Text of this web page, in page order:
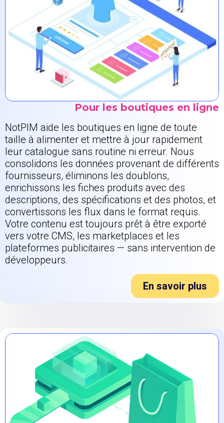
Pour les boutiques en ligne
NotPIM aide les boutiques en ligne de toute
taille à alimenter et mettre à jour rapidement
leur catalogue sans routine ni erreur. Nous
consolidons les données provenant de différents
fournisseurs, éliminons les doublons,
enrichissons les fiches produits avec des
descriptions, des spécifications et des photos, et
convertissons les flux dans le format requis.
Votre contenu est toujours prêt à être exporté
vers votre CMS, les marketplaces et les
plateformes publicitaires — sans intervention de
développeurs.
En savoir plus